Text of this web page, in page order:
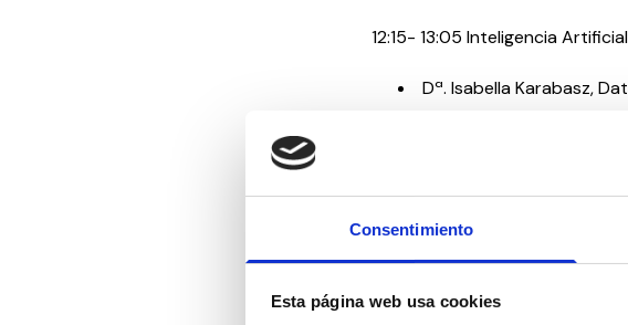
Consentimiento
Esta página web usa cookies
12:15- 13:05 Inteligencia
Dª. Isabella Karabasz,
16:15 – 16:55 Presentación
discapacidad en Europa
Dirección General de